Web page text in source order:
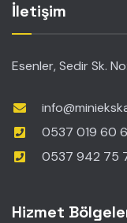
İletişim
Esenler, Sedir Sk.
0537 019 60
0537 942 75
Hizmet